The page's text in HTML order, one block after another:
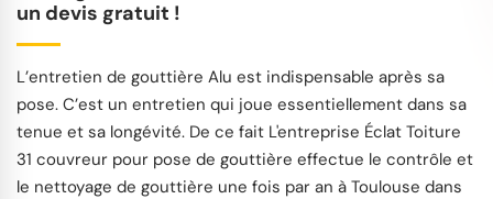
un devis gratuit !
L’entretien de gouttière Alu est indispensable après sa
pose. C’est un entretien qui joue essentiellement dans sa
tenue et sa longévité. De ce fait L'entreprise Éclat Toiture
31 couvreur pour pose de gouttière effectue le contrôle et
le nettoyage de gouttière une fois par an à Toulouse dans